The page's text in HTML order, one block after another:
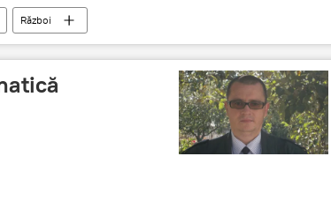
Război